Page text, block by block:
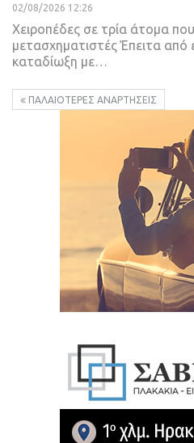
02/08/2026 12:26
Χειροπέδες σε τρία άτομα
μετασχηματιστές Έπειτα από
καταδίωξη με…
ΠΑΛΑΙΌΤΕΡΕΣ ΑΝΑΡΤΉΣΕΙΣ